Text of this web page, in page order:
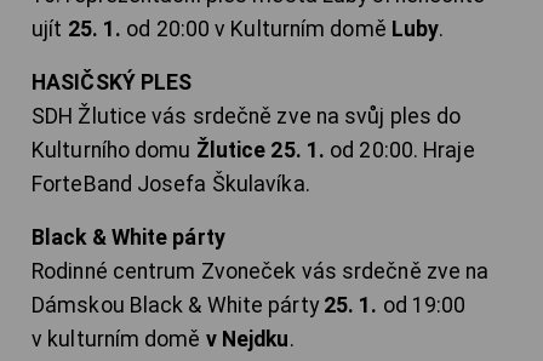
ujít 25. 1. od 20:00 v Kulturním domě Luby.
HASIČSKÝ PLES
SDH Žlutice vás srdečně zve na svůj ples do
Kulturního domu Žlutice 25. 1. od 20:00. Hraje
ForteBand Josefa Škulavíka.
Black & White párty
Rodinné centrum Zvoneček vás srdečně zve na
Dámskou Black & White párty 25. 1. od 19:00
v kulturním domě v Nejdku.